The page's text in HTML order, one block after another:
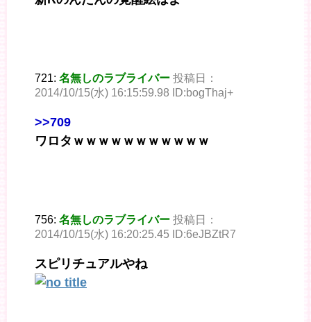
721: 名無しのラブライバー 投稿日：
2014/10/15(水) 16:15:59.98 ID:bogThaj+
>>709
ワロタｗｗｗｗｗｗｗｗｗｗｗ
756: 名無しのラブライバー 投稿日：
2014/10/15(水) 16:20:25.45 ID:6eJBZtR7
スピリチュアルやね